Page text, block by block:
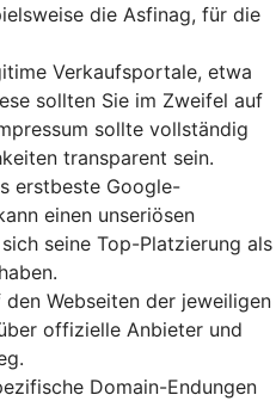
die Asfinag, für die
Verkaufsportale, etwa
sollten Sie im Zweifel auf
sollte vollständig
transparent sein.
erstbeste Google-
einen unseriösen
seine Top-Platzierung als
Webseiten der jeweiligen
offizielle Anbieter und
Domain-Endungen